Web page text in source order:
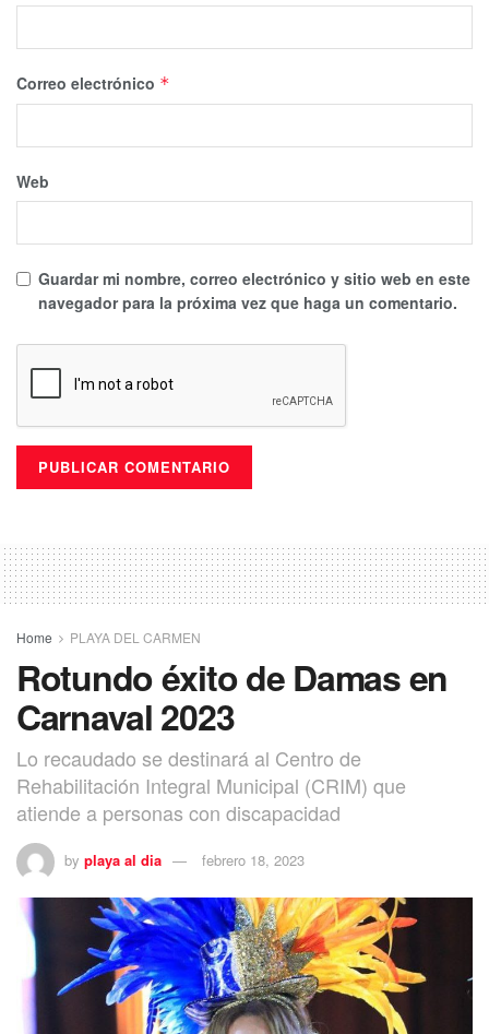
Correo electrónico *
Web
Guardar mi nombre, correo electrónico y sitio web en este
navegador para la próxima vez que haga un comentario.
Home PLAYA DEL CARMEN
Rotundo éxito de Damas en
Carnaval 2023
Lo recaudado se destinará al Centro de
Rehabilitación Integral Municipal (CRIM) que
atiende a personas con discapacidad
by playa al dia febrero 18, 2023